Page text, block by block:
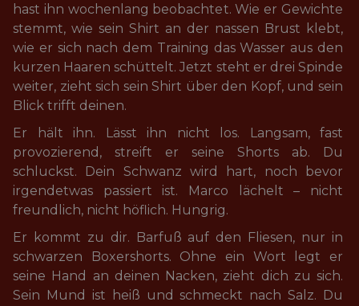
hast ihn wochenlang beobachtet. Wie er Gewichte
stemmt, wie sein Shirt an der nassen Brust klebt,
wie er sich nach dem Training das Wasser aus den
kurzen Haaren schüttelt. Jetzt steht er drei Spinde
weiter, zieht sich sein Shirt über den Kopf, und sein
Blick trifft deinen.
Er hält ihn. Lässt ihn nicht los. Langsam, fast
provozierend, streift er seine Shorts ab. Du
schluckst. Dein Schwanz wird hart, noch bevor
irgendetwas passiert ist. Marco lächelt – nicht
freundlich, nicht höflich. Hungrig.
Er kommt zu dir. Barfuß auf den Fliesen, nur in
schwarzen Boxershorts. Ohne ein Wort legt er
seine Hand an deinen Nacken, zieht dich zu sich.
Sein Mund ist heiß und schmeckt nach Salz. Du